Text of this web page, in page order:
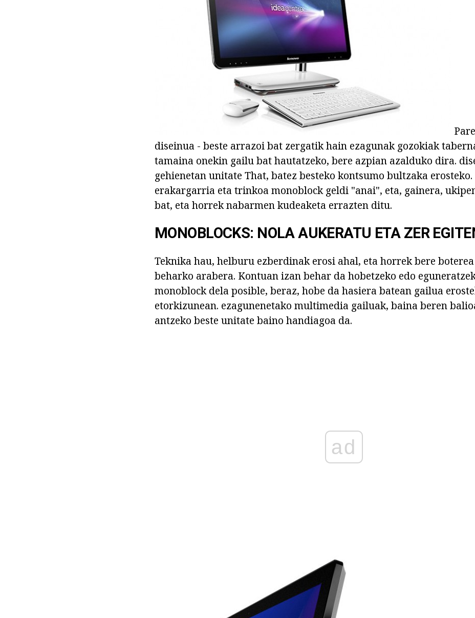
diseinua - beste arrazoi bat zergatik hain ezagunak gozokiak
tamaina onekin gailu bat hautatzeko, bere azpian azalduko dira.
gehienetan unitate That, batez besteko kontsumo bultzaka
erakargarria eta trinkoa monoblock geldi "anai", eta, gainera,
bat, eta horrek nabarmen kudeaketa errazten ditu.
MONOBLOCKS: NOLA AUKERATU ETA ZER
Teknika hau, helburu ezberdinak erosi ahal, eta horrek bere
beharko arabera. Kontuan izan behar da hobetzeko edo
monoblock dela posible, beraz, hobe da hasiera batean gailua
etorkizunean. ezagunenetako multimedia gailuak, baina beren
antzeko beste unitate baino handiagoa da.
ad